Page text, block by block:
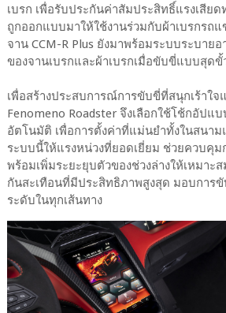
เบรก เพื่อรับประกันค่าสัมประสิทธิ์แรงเสีย
ถูกออกแบบมาให้ใช้งานร่วมกับผ้าเบรกรถ
จาน CCM-R Plus ยังมาพร้อมระบบระบาย
ของจานเบรกและผ้าเบรกเมื่อขับขี่แบบสุดขั้
เพื่อสร้างประสบการณ์การขับขี่ที่สนุกเร้าใ
Fenomeno Roadster จึงเลือกใช้โช้กอัปแ
อัตโนมัติ เพื่อการตั้งค่าที่แม่นยำทั้งในสนาม
ระบบนี้ให้แรงหน่วงที่ยอดเยี่ยม ช่วยควบคุม
พร้อมเพิ่มระยะยุบตัวของช่วงล่างให้เหมาะ
กันสะเทือนที่มีประสิทธิภาพสูงสุด มอบการ
ระดับในทุกเส้นทาง